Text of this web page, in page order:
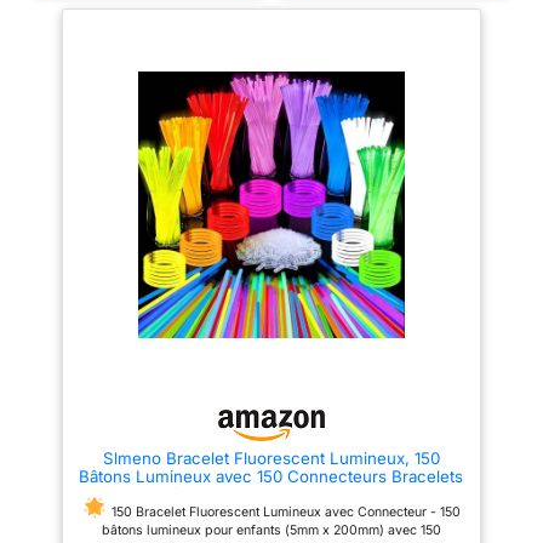
instantanément une luminosité
vibrante. Les connecteurs
robustes permettent de réaliser
facilement des accessoires
solides et amusants.
Sécurité & Fiabilité : Fabriqués
en matériaux non toxiques,
étanches, résistants aux fuites
et difficilement inflammables,
ils garantissent une utilisation
Excellent Rapport
Qualité-Prix : Éclairage durable
de plus de 6 heures. Une
solution économique et idéale
doucement sur le centre du
bâton lumineux dans un
mouvement similaire à casser
un crayon en deux. La fiole sera
ensuite brisée, permettant aux
produits chimiques de se
combiner et de créer l'éclat.
Convient pour une utilisation en
intérieur ou en extérieur.
Décoration parfaite. Ces packs
de bâtons lumineux sont
parfaits pour célébrer un jour
férié comme Halloween, le
Nouvel An, Pâques ou le 4
juillet, ou votre fête
des matériaux solides, non
garantir que vos enfants sont en
sécurité lorsqu'ils jouent avec
Nous accordons une grande
importance aux petites choses.
Slmeno Bracelet Fluorescent Lumineux, 150
Bâtons Lumineux avec 150 Connecteurs Bracelets
Colliers Enfant Adultes, Bracelet Lumineux Fluo
Soiree Décoration Anniversaire Mariage et Nouvel
An
150 Bracelet Fluorescent Lumineux avec Connecteur - 150
bâtons lumineux pour enfants (5mm x 200mm) avec 150